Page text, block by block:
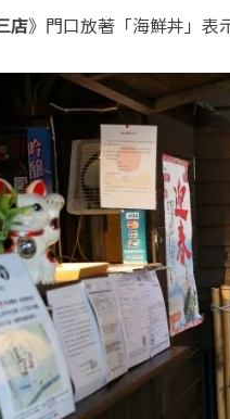
店》門口放著「海鮮丼」表